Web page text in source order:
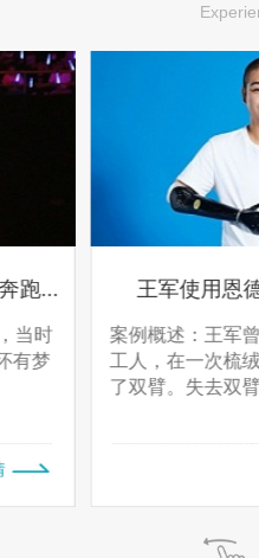
跑...
当时
有梦
王军使用恩
案例概述：王军
工人，在一次梳
了双臂。失去双